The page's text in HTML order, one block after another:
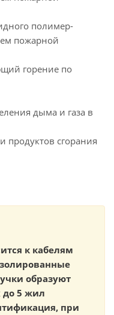
полимер-
пожарной
горение по
дыма и газа в
продуктов сгорания
к кабелям
образуют
до 5 жил
при